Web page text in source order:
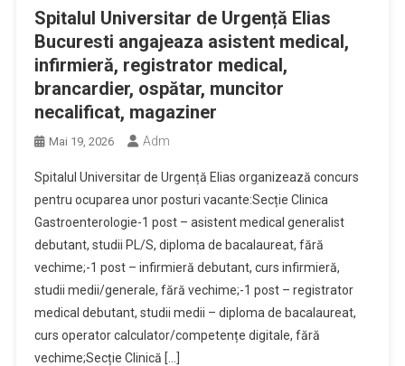
Spitalul Universitar de Urgență Elias
Bucuresti angajeaza asistent medical,
infirmieră, registrator medical,
brancardier, ospătar, muncitor
necalificat, magaziner
Mai 19, 2026 Adm
Spitalul Universitar de Urgență Elias organizează concurs
pentru ocuparea unor posturi vacante:Secție Clinica
Gastroenterologie-1 post – asistent medical generalist
debutant, studii PL/S, diploma de bacalaureat, fără
vechime;-1 post – infirmieră debutant, curs infirmieră,
studii medii/generale, fără vechime;-1 post – registrator
medical debutant, studii medii – diploma de bacalaureat,
curs operator calculator/competențe digitale, fără
vechime;Secție Clinică […]